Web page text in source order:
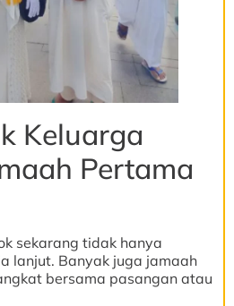
Keluarga
Pertama
sekarang tidak hanya
lanjut. Banyak juga jamaah
bersama pasangan atau